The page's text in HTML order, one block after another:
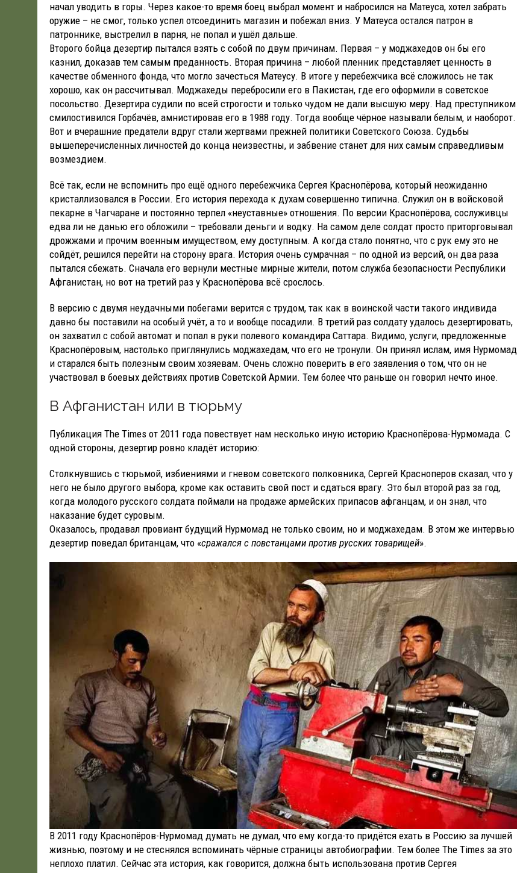
начал уводить в горы. Через какое-то время боец выбрал момент и набросился на Матеуса, хотел забрать
оружие – не смог, только успел отсоединить магазин и побежал вниз. У Матеуса остался патрон в
патроннике, выстрелил в парня, не попал и ушёл дальше.
Второго бойца дезертир пытался взять с собой по двум причинам. Первая – у моджахедов он бы его
казнил, доказав тем самым преданность. Вторая причина – любой пленник представляет ценность в
качестве обменного фонда, что могло зачесться Матеусу. В итоге у перебежчика всё сложилось не так
хорошо, как он рассчитывал. Моджахеды перебросили его в Пакистан, где его оформили в советское
посольство. Дезертира судили по всей строгости и только чудом не дали высшую меру. Над преступником
смилостивился Горбачёв, амнистировав его в 1988 году. Тогда вообще чёрное называли белым, и наоборот.
Вот и вчерашние предатели вдруг стали жертвами прежней политики Советского Союза. Судьбы
вышеперечисленных личностей до конца неизвестны, и забвение станет для них самым справедливым
возмездием.
Всё так, если не вспомнить про ещё одного перебежчика Сергея Краснопёрова, который неожиданно
кристаллизовался в России. Его история перехода к духам совершенно типична. Служил он в войсковой
пекарне в Чагчаране и постоянно терпел «неуставные» отношения. По версии Краснопёрова, сослуживцы
едва ли не данью его обложили – требовали деньги и водку. На самом деле солдат просто приторговывал
дрожжами и прочим военным имуществом, ему доступным. А когда стало понятно, что с рук ему это не
сойдёт, решился перейти на сторону врага. История очень сумрачная – по одной из версий, он два раза
пытался сбежать. Сначала его вернули местные мирные жители, потом служба безопасности Республики
Афганистан, но вот на третий раз у Краснопёрова всё срослось.
В версию с двумя неудачными побегами верится с трудом, так как в воинской части такого индивида
давно бы поставили на особый учёт, а то и вообще посадили. В третий раз солдату удалось дезертировать,
он захватил с собой автомат и попал в руки полевого командира Саттара. Видимо, услуги, предложенные
Краснопёровым, настолько приглянулись моджахедам, что его не тронули. Он принял ислам, имя Нурмомад
и старался быть полезным своим хозяевам. Очень сложно поверить в его заявления о том, что он не
участвовал в боевых действиях против Советской Армии. Тем более что раньше он говорил нечто иное.
В Афганистан или в тюрьму
Публикация The Times от 2011 года повествует нам несколько иную историю Краснопёрова-Нурмомада. С
одной стороны, дезертир ровно кладёт историю:
Столкнувшись с тюрьмой, избиениями и гневом советского полковника, Сергей Красноперов сказал, что у
него не было другого выбора, кроме как оставить свой пост и сдаться врагу. Это был второй раз за год,
когда молодого русского солдата поймали на продаже армейских припасов афганцам, и он знал, что
наказание будет суровым.
Оказалось, продавал провиант будущий Нурмомад не только своим, но и моджахедам. В этом же интервью
дезертир поведал британцам, что «сражался с повстанцами против русских товарищей».
В 2011 году Краснопёров-Нурмомад думать не думал, что ему когда-то придётся ехать в Россию за лучшей
жизнью, поэтому и не стеснялся вспоминать чёрные страницы автобиографии. Тем более The Times за это
неплохо платил. Сейчас эта история, как говорится, должна быть использована против Сергея